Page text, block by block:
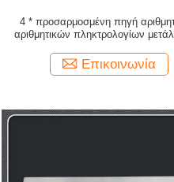
4 * προσαρμοσμένη πηγή
αριθμητικών πληκτρολογίων
Επικοινωνία